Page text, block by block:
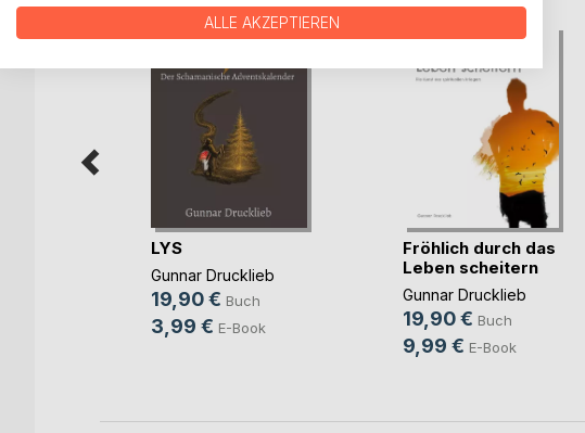
LYS
Gunnar Drucklieb
19,90 € Buch
3,99 € E-Book
Fröhlich durch das
Leben scheitern
Gunnar Drucklieb
19,90 € Buch
9,99 € E-Book
ALLE AKZEPTIEREN